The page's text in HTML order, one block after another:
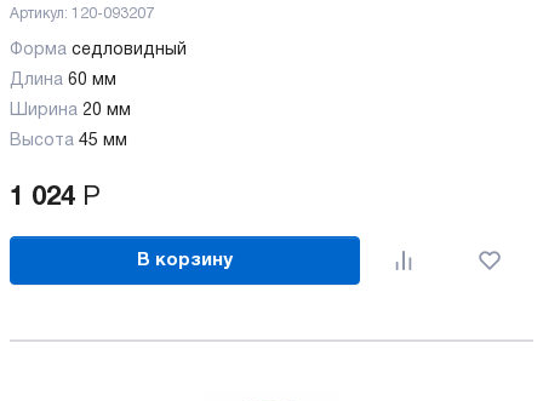
Артикул: 120-093207
Форма седловидный
Длина 60 мм
Ширина 20 мм
Высота 45 мм
1 024 Р
В корзину